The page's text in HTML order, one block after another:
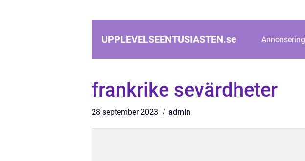
UPPLEVELSEENTUSIASTEN.se Annonsering
frankrike sevärdheter
28 september 2023 admin